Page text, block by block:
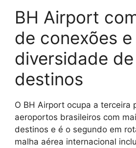
BH Airport
de conexões e
diversidade de
destinos
O BH Airport ocupa a terceira
aeroportos brasileiros com
destinos e é o segundo em
malha aérea internacional